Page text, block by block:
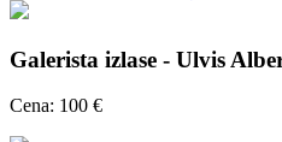
Galerista izlase - Ulvis
Cena: 100 €